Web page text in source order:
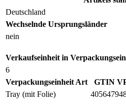
Deutschland
Wechselnde Ursprungsländer
nein
Verkaufseinheit in
6
Verpackungseinheit Art
Tray (mit Folie)
GTIN